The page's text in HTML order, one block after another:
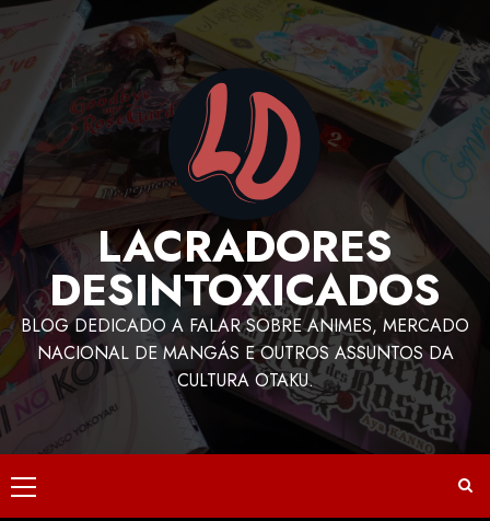
LACRADORES
DESINTOXICADOS
BLOG DEDICADO A FALAR SOBRE ANIMES, MERCADO
NACIONAL DE MANGÁS E OUTROS ASSUNTOS DA
CULTURA OTAKU.